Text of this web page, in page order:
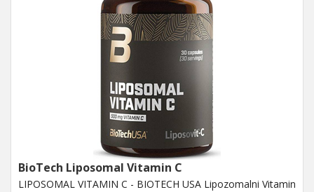
BioTech Liposomal Vitamin C
LIPOSOMAL VITAMIN C - BIOTECH USA Lipozomalni Vitamin